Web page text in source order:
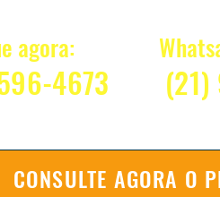
agora:
4673 (21)
CONSULTE AGORA O